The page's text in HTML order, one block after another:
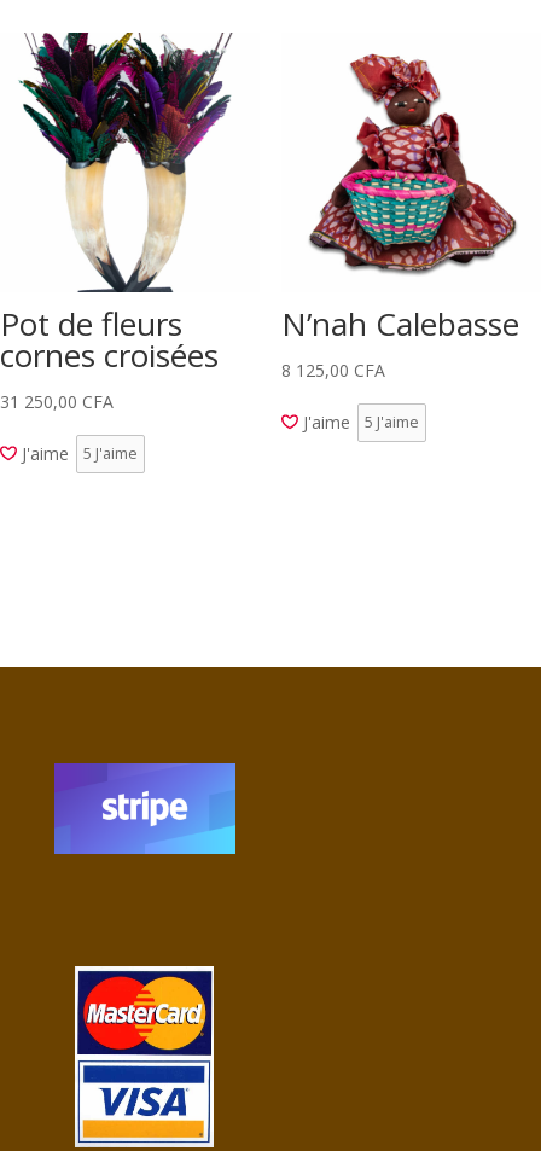
Pot de fleurs
cornes croisées
31 250,00 CFA
J'aime 5 J'aime
N’nah Calebasse
8 125,00 CFA
J'aime 5 J'aime